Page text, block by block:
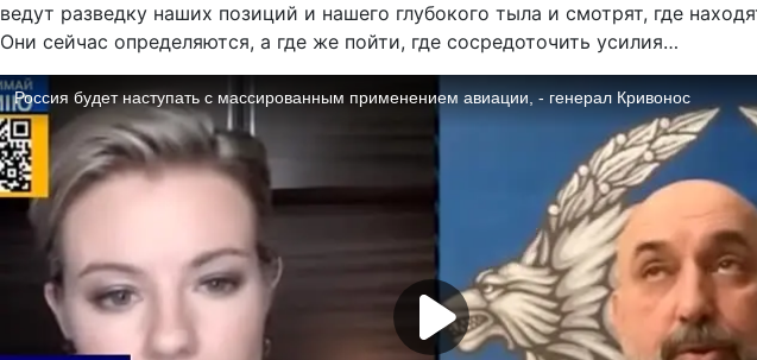
ведут разведку наших позиций и нашего глубокого тыла и смотрят, где
Они сейчас определяются, а где же пойти, где сосредоточить усилия…